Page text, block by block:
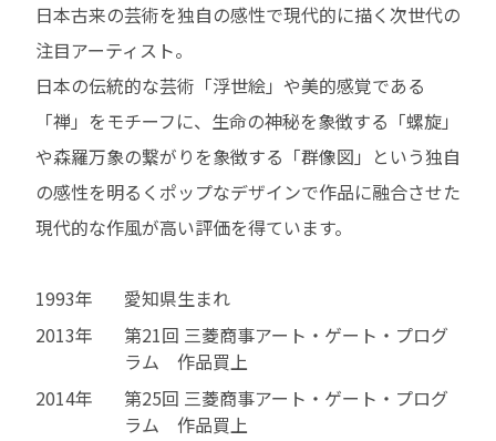
日本古来の芸術を独自の感性で現代的に描く次世代の
注目アーティスト。
日本の伝統的な芸術「浮世絵」や美的感覚である
「禅」をモチーフに、生命の神秘を象徴する「螺旋」
や森羅万象の繋がりを象徴する「群像図」という独自
の感性を明るくポップなデザインで作品に融合させた
現代的な作風が高い評価を得ています。
1993年
愛知県生まれ
2013年
第21回 三菱商事アート・ゲート・プログ
ラム 作品買上
2014年
第25回 三菱商事アート・ゲート・プログ
ラム 作品買上